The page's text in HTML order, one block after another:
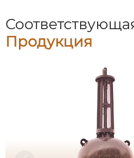
Продукция